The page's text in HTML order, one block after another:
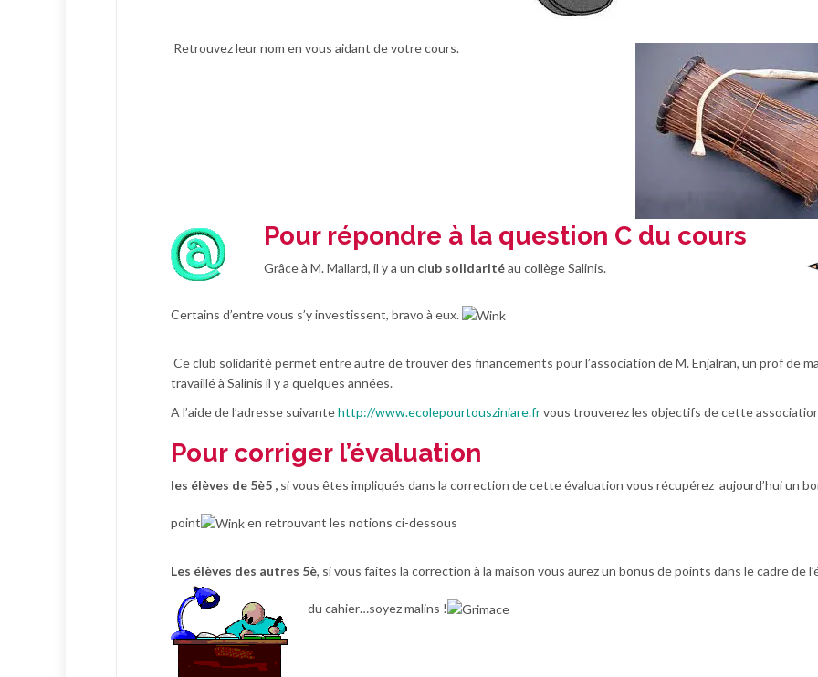
Retrouvez leur nom en vous aidant de votre cours.
Pour répondre à la question C du cours
Grâce à M. Mallard, il y a un club solidaritéau collège Salinis.
Certains d’entre vous s’y investissent, bravo à eux.
Ce club solidarité permet entre autre de trouver des financements pour l’association de M. Enjalran, un prof de
travaillé à Salinis il y a quelques années.
A l’aide de l’adresse suivantehttp://www.ecolepourtousziniare.frvous trouverez les objectifs de cette
Pour corriger l’évaluation
les élèves de 5è5 , si vous êtes impliqués dans la correction de cette évaluation vous récupérez aujourd’hui un
point en retrouvant les notions ci-dessous
Les élèves des autres 5è, si vous faites la correction à la maison vous aurez un bonus de points dans le cadre de
du cahier…soyez malins !